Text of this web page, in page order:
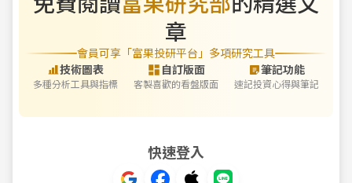
章
會員可享「富果投研平台」多項研究工具
技術圖表
多種分析工具與指標
自訂版面
客製喜歡的看盤版面
筆記功能
速記投資心得與筆記
快速登入